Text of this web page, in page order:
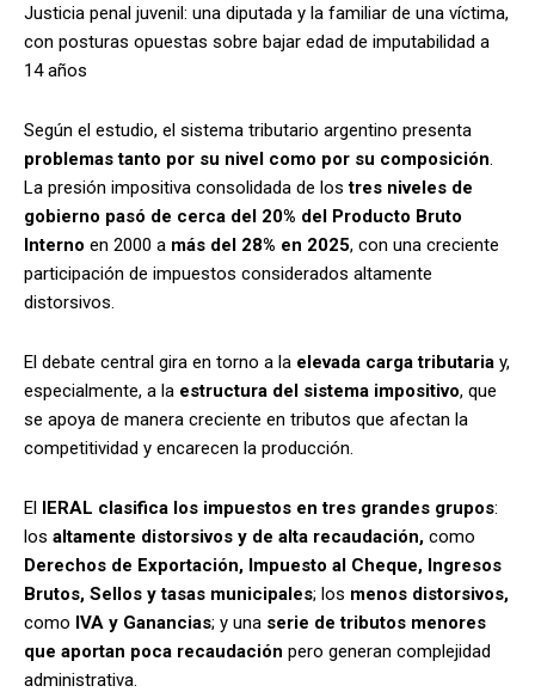
Justicia penal juvenil: una diputada y la familiar de una víctima,
con posturas opuestas sobre bajar edad de imputabilidad a
14 años
Según el estudio, el sistema tributario argentino presenta
problemas tanto por su nivel como por su composición.
La presión impositiva consolidada de lostres niveles de
gobierno pasó de cerca del 20% del Producto Bruto
Interno en 2000 a más del 28% en 2025, con una creciente
participación de impuestos considerados altamente
distorsivos.
El debate central gira en torno a la elevada carga tributaria y,
especialmente, a la estructura del sistema impositivo, que
se apoya de manera creciente en tributos que afectan la
competitividad y encarecen la producción.
El IERAL clasifica los impuestos en tres grandes grupos:
los altamente distorsivos y de alta recaudación, como
Derechos de Exportación, Impuesto al Cheque, Ingresos
Brutos, Sellos y tasas municipales; los menos distorsivos,
como IVA y Ganancias; y una serie de tributos menores
que aportan poca recaudación pero generan complejidad
administrativa.